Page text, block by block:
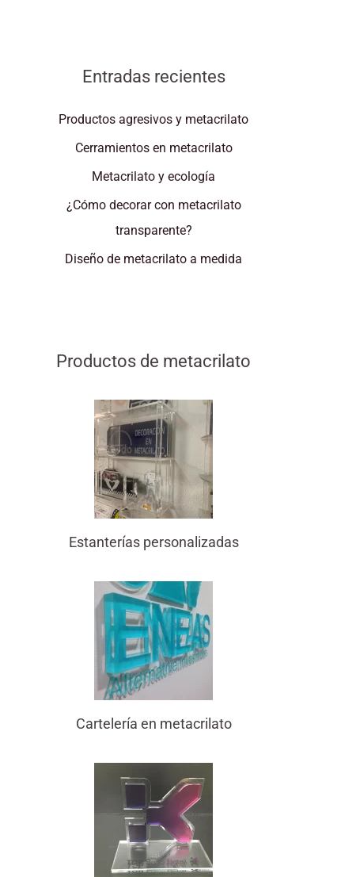
Entradas recientes
Productos agresivos y metacrilato
Cerramientos en metacrilato
Metacrilato y ecología
¿Cómo decorar con metacrilato
transparente?
Diseño de metacrilato a medida
Productos de metacrilato
Estanterías personalizadas
Cartelería en metacrilato